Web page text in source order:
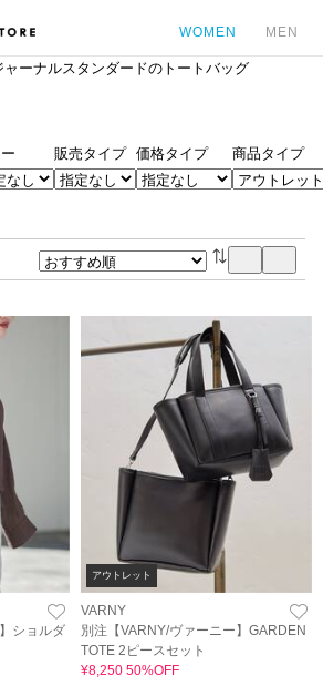
WOMEN MEN
ーナルスタンダードのトートバッグ
販売タイプ 価格タイプ 商品タイプ
ショルダ
アウトレット
VARNY
別注【VARNY/ヴァーニー】GARDEN
TOTE 2ピースセット
¥8,250 50%OFF